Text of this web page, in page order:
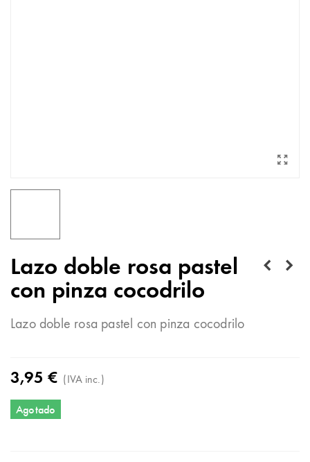
Lazo doble rosa pastel
con pinza cocodrilo
Lazo doble rosa pastel con pinza cocodrilo
3,95 € (IVA inc.)
Agotado